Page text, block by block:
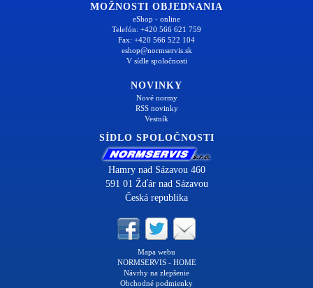
MOŽNOSTI OBJEDNANIA
eShop - online
Telefón: +420 566 621 759
Fax: +420 566 522 104
eshop@normservis.sk
V sídle spoločnosti
NOVINKY
Nové normy
RSS novinky
Vestník
SÍDLO SPOLOČNOSTI
Hamry nad Sázavou 460
591 01 Žďár nad Sázavou
Česká republika
Mapa webu
NORMSERVIS - HOME
Návrhy na zlepšenie
Obchodné podmienky